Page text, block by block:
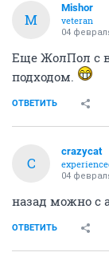
M
Mishor
veteran
04
Еще ЖолПол с
подходом.
ОТВЕТИТЬ
C
crazycat
04
назад можно с
ОТВЕТИТЬ